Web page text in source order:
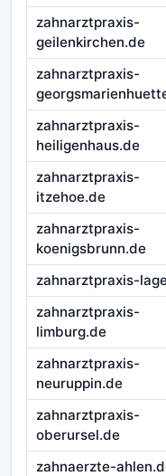
zahnarztpraxis-
geilenkirchen.de
zahnarztpraxis-
zahnarztpraxis-
heiligenhaus.de
zahnarztpraxis-
itzehoe.de
zahnarztpraxis-
koenigsbrunn.de
zahnarztpraxis-
zahnarztpraxis-
limburg.de
zahnarztpraxis-
neuruppin.de
zahnarztpraxis-
oberursel.de
zahnaerzte-